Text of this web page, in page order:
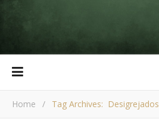
Home / Tag Archives: Desigrejados